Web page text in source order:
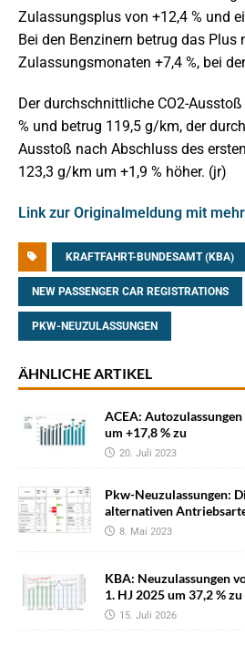
Zulassungsplus von +12,4 % und
Bei den Benzinern betrug das Plus
Zulassungsmonaten +7,4 %, bei
Der durchschnittliche CO2-
% und betrug 119,5 g/km, der
Ausstoß nach Abschluss des
123,3 g/km um +1,9 % höher. (jr)
Link zur Originalmeldung mit
KRAFTFAHRT-BUNDESAMT (KBA)
NEW PASSENGER CAR REGISTRATIONS
PKW-NEUZULASSUNGEN
ÄHNLICHE ARTIKEL
ACEA:
um +17,8 % zu
20. Juli 2023
Pkw-Neuzulassungen:
alternativen
8. Mai 2023
KBA: Neuzulassungen
1. HJ 2025 um 37,2 % zu
15. Juli 2026